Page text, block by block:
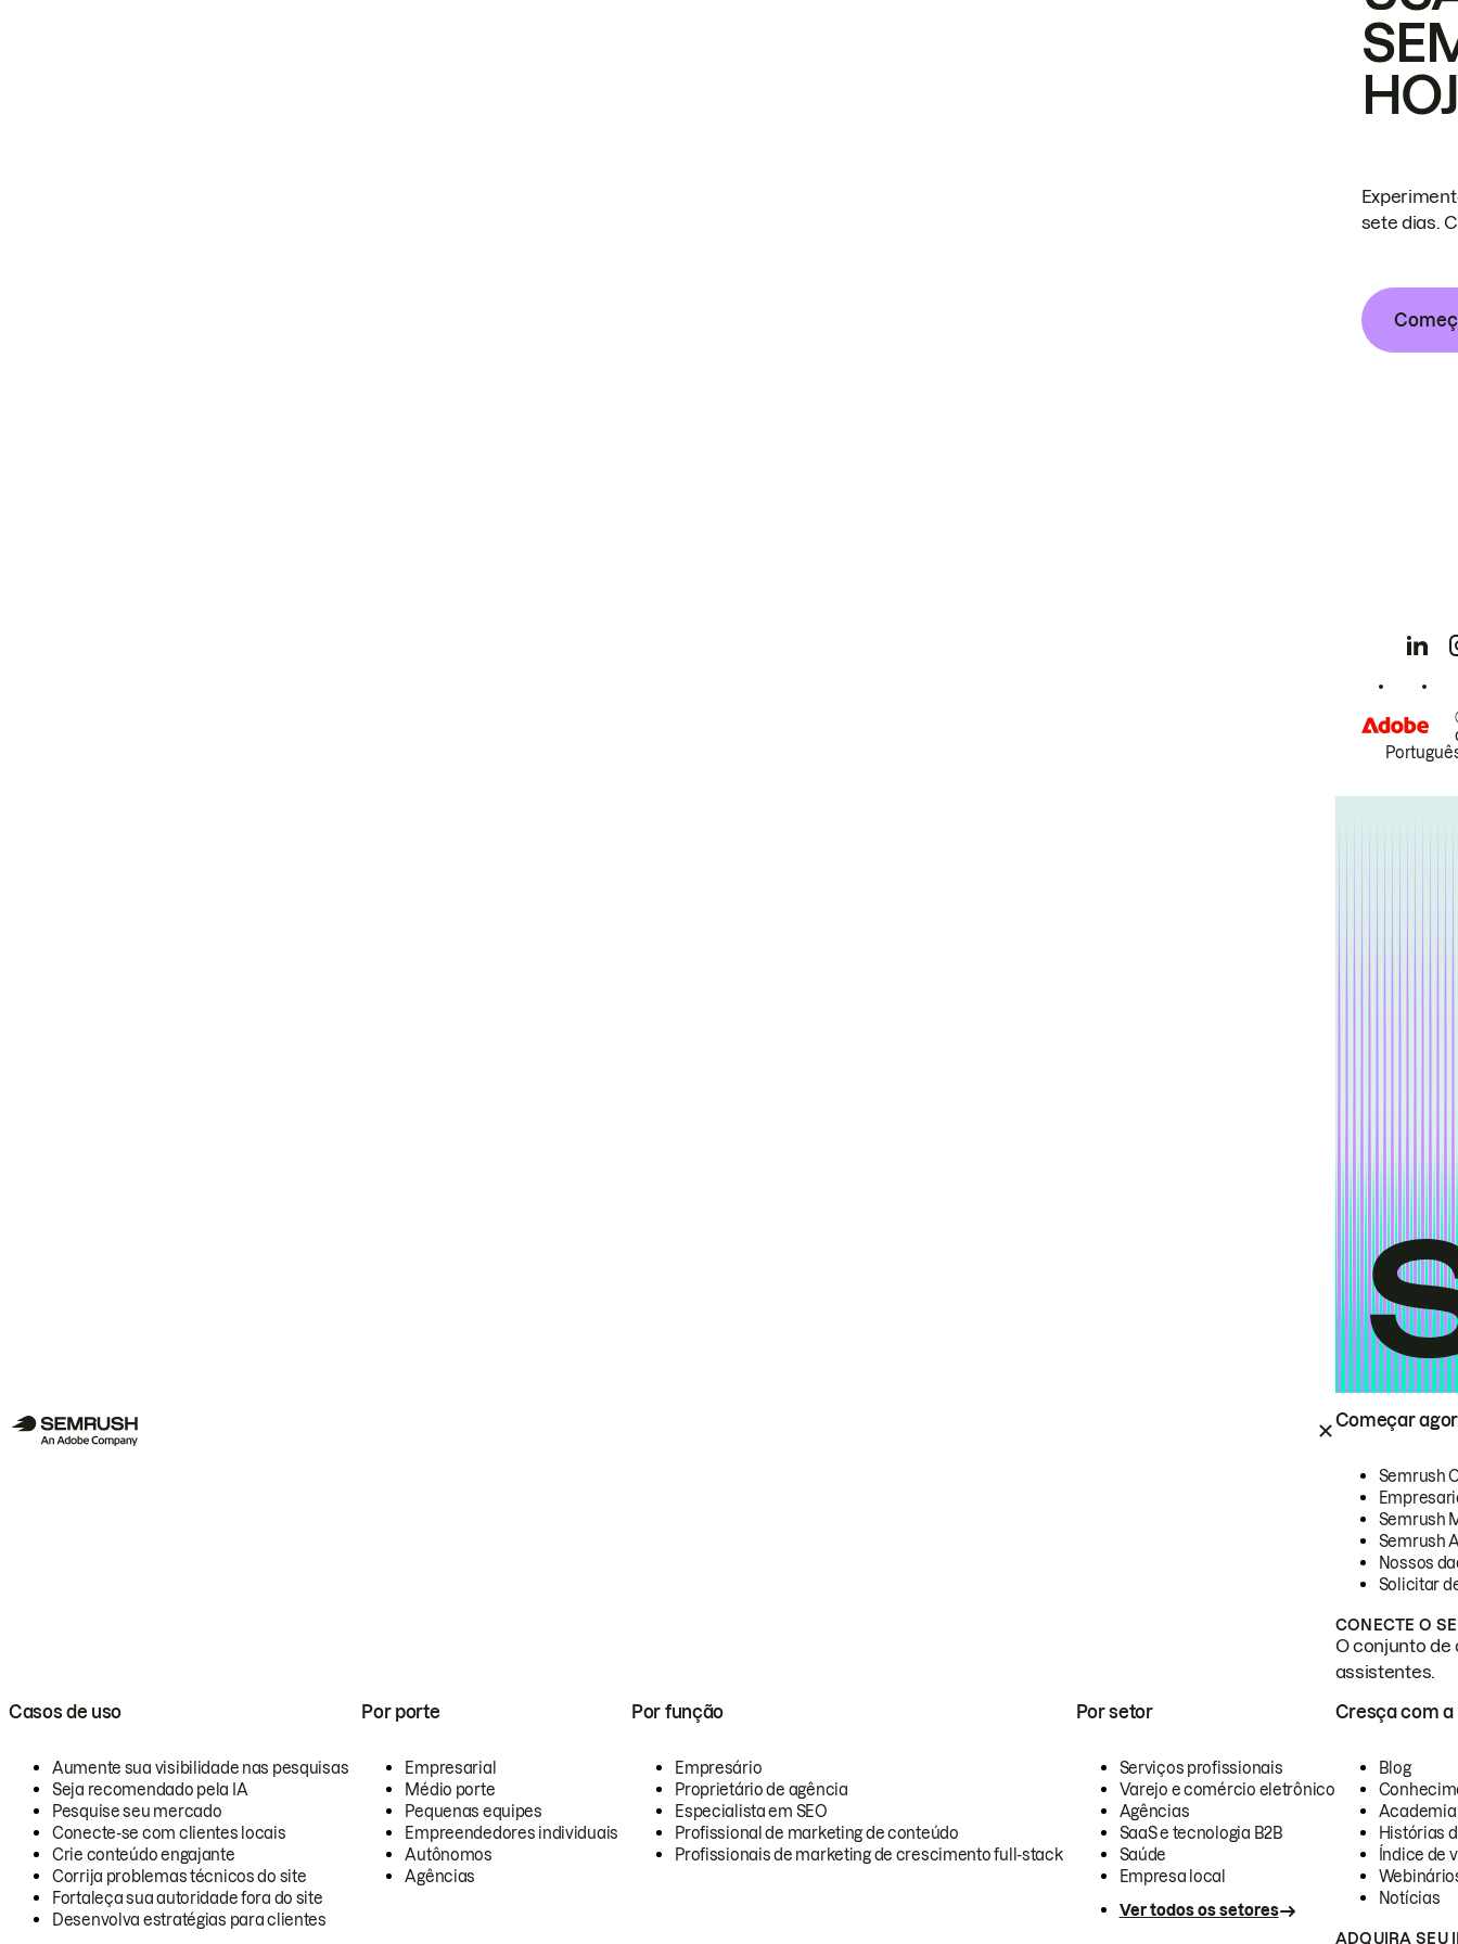
Começar
Semrush
Semrush
Semrush
Nossos
Solicitar
CONECTE O
O conjunto de
assistentes.
Casos de uso
Aumente sua visibilidade nas pesquisas
Seja recomendado pela IA
Pesquise seu mercado
Conecte-se com clientes locais
Crie conteúdo engajante
Corrija problemas técnicos do site
Fortaleça sua autoridade fora do site
Desenvolva estratégias para clientes
Por porte
Empresarial
Médio porte
Pequenas equipes
Empreendedores individuais
Autônomos
Agências
Por função
Empresário
Proprietário de agência
Especialista em SEO
Profissional de marketing de conteúdo
Profissionais de marketing de crescimento full-stack
Por setor
Serviços profissionais
Varejo e comércio eletrônico
Agências
SaaS e tecnologia B2B
Saúde
Empresa local
Ver todos os setores
Cresça com a
Blog
Academia
Histórias
Índice de
Notícias
ADQUIRA SEU
sete dias.